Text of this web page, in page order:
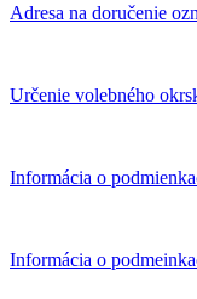
Adresa na doručenie
Určenie volebného
Informácia o
Informácia o